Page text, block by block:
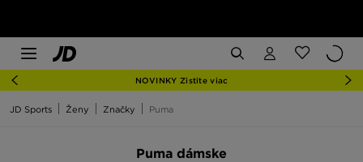
NOVINKY Zistite viac
JD Sports Ženy Značky Puma
Puma dámske